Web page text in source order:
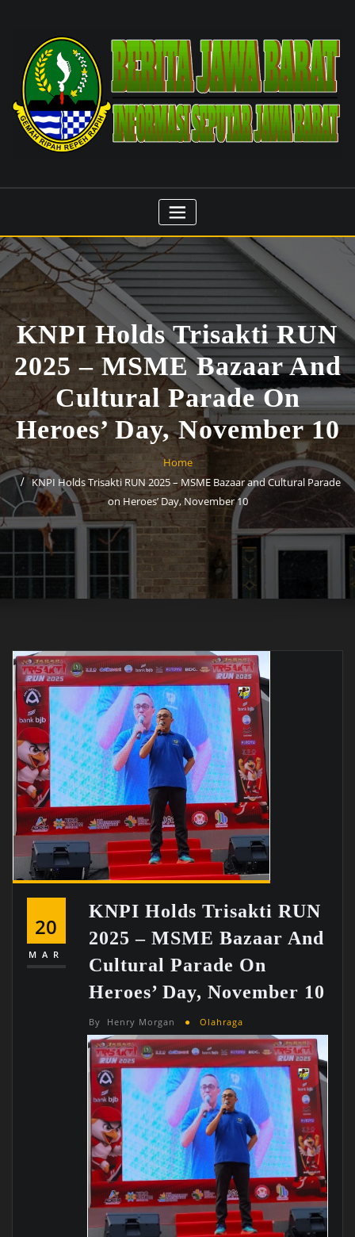
KNPI Holds Trisakti RUN
2025 – MSME Bazaar And
Cultural Parade On
Heroes’ Day, November 10
Home
KNPI Holds Trisakti RUN 2025 – MSME Bazaar and Cultural Parade
on Heroes’ Day, November 10
20
MAR
KNPI Holds Trisakti RUN
2025 – MSME Bazaar And
Cultural Parade On
Heroes’ Day, November 10
By Henry Morgan Olahraga